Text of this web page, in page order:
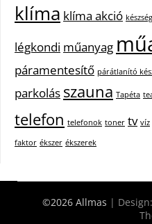
klíma klíma akció
légkondi műanyag
páramentesítő párátlanító
parkolás szauna Tapéta
telefon telefonok toner tv víz
faktor ékszer ékszerek
©2026 Allmas | Design: